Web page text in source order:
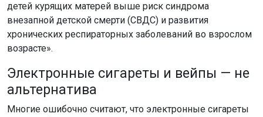
детей курящих матерей выше риск синдрома
внезапной детской смерти (СВДС) и развития
хронических респираторных заболеваний во взрослом
возрасте».
Электронные сигареты и вейпы — не
альтернатива
Многие ошибочно считают, что электронные сигареты